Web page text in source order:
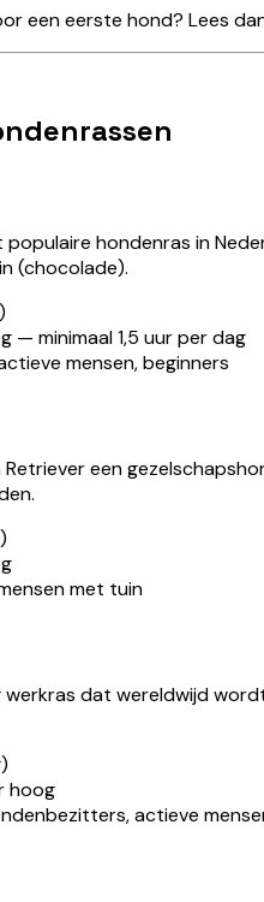
een eerste hond? Lees
hondenras in
(chocolade).
— minimaal 1,5 uur per dag
mensen, beginners
een
met tuin
werkras dat wereldwijd
hoog
actieve